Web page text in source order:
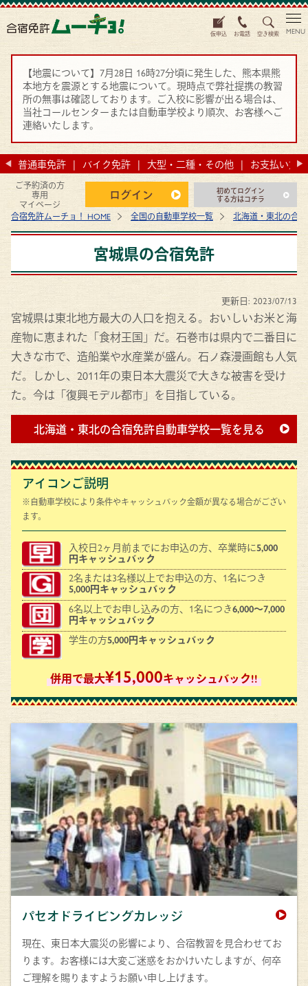
仮申込 お電話 空き検索
【地震について】7月28日 16時27分頃に発生した、熊本県熊
本地方を震源とする地震について。現時点で弊社提携の教習
所の無事は確認しております。ご入校に影響が出る場合は、
当社コールセンターまたは自動車学校より順次、お客様へご
連絡いたします。
普通車免許 バイク免許 大型・二種・その他 お支払い方法
ご予約済の方
専用
マイページ
ログイン
初めてログイン
する方はコチラ
MENU
合宿免許ムーチョ！ HOME 全国の自動車学校一覧 北海道・東北の合
宮城県の合宿免許
更新日: 2023/07/13
宮城県は東北地方最大の人口を抱える。おいしいお米と海
産物に恵まれた「食材王国」だ。石巻市は県内で二番目に
大きな市で、造船業や水産業が盛ん。石ノ森漫画館も人気
だ。しかし、2011年の東日本大震災で大きな被害を受け
た。今は「復興モデル都市」を目指している。
北海道・東北の合宿免許自動車学校一覧を見る
アイコンご説明
※自動車学校により条件やキャッシュバック金額が異なる場合がござい
ます。
入校日2ヶ月前までにお申込の方、卒業時に5,000
円キャッシュバック
2名または3名様以上でお申込の方、1名につき
5,000円キャッシュバック
6名以上でお申し込みの方、1名につき6,000～7,000
円キャッシュバック
学生の方5,000円キャッシュバック
併用で最大¥15,000キャッシュバック!!
パセオドライビングカレッジ
現在、東日本大震災の影響により、合宿教習を見合わせてお
ります。お客様には大変ご迷惑をおかけいたしますが、何卒
ご理解を賜りますようお願い申し上げます。